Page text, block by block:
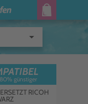
arrow_drop_down
günstiger
RICOH